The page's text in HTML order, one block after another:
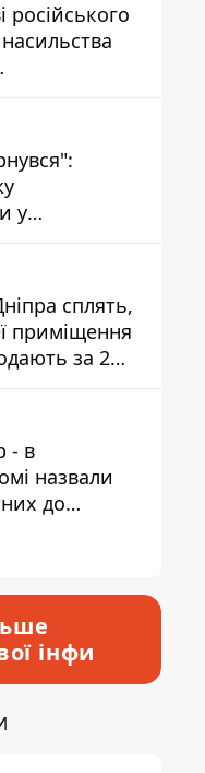
російського
пояснили
на це
у
та
сплять,
приміщення
за 2
в
назвали
до
інфи